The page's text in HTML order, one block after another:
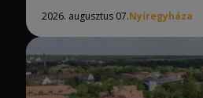
2026. augusztus 07.Nyíregyháza